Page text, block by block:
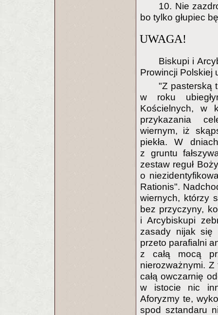
10. Nie
bo tylko głupiec
UWAGA!
Biskupi i
Prowincji Polskiej
"Z pasterską
w roku
Kościelnych, w
przykazania
wiernym, iż
piekła. W
z gruntu
zestaw reguł
o
Rationis".
wiernych, którzy
bez przyczyny,
i Arcybiskupi
zasady nijak się
przeto parafialni
z całą mocą
nierozważnymi.
całą owczarnię
w istocie nic
Aforyzmy te,
spod sztandaru